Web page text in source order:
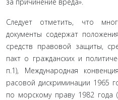
Следует отметить, что
документы содержат
средств правовой защиты,
пакт о гражданских и
п.1), Между­народная
расовой дискриминации 1965
по морскому праву 1982 года